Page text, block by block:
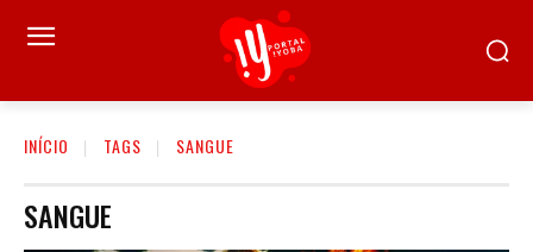
INÍCIO TAGS SANGUE
SANGUE